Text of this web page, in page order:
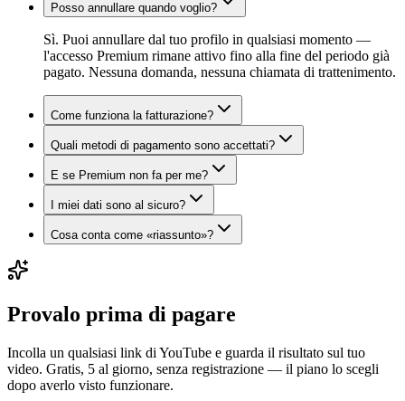
Posso annullare quando voglio?
Sì. Puoi annullare dal tuo profilo in qualsiasi momento —
l'accesso Premium rimane attivo fino alla fine del periodo già
pagato. Nessuna domanda, nessuna chiamata di trattenimento.
Come funziona la fatturazione?
Quali metodi di pagamento sono accettati?
E se Premium non fa per me?
I miei dati sono al sicuro?
Cosa conta come «riassunto»?
Provalo prima di pagare
Incolla un qualsiasi link di YouTube e guarda il risultato sul tuo
video. Gratis, 5 al giorno, senza registrazione — il piano lo scegli
dopo averlo visto funzionare.